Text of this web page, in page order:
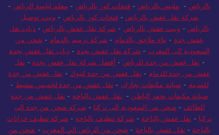
بالرياض - مليس بالرياض - فتحات كور بالرياض - معلم لياسة الرياض -
شركة نقل عفش بالرياض - فتحات كور بالرياض - ونيت توصيل
بالرياض - ونيت عفش بالرياض - شركة نقل عفش بالرياض -دباب نقل
عفش جدة - بناء ملاحق بالدمام - شركة ترميم بالدمام - شحن من
السعودية الى المغرب - شركة نقل عفش بجدة - دباب نقل عفش بجدة
- نقل عفش من جدة للرياض - أفضل شركة نقل عفش بجدة - نقل
عفش من جدة للدمام - نقل عفش من جدة لتبوك - نقل عفش من جدة
للمدينة - صيانة مكيفات بجازان - نقل عفش من جدة لخميس مشيط -
صيانة مكيفات بحفر الباطن - نقل عفش بالباحة - نقل عفش من جدة
للطائف - شحن من السعودية الى تركيا - شركة شحن من جدة الى
تركيا - نقل عفش بالباحة - شركة تنظيف بالباحة - شركة تنظيف خزانات
بالباحة - نقل عفش بالباحة - شحن من الرياض الي المغرب - شحن من